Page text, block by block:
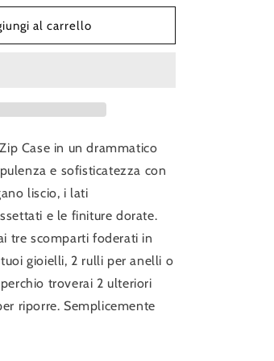
al carrello
Case in un drammatico
e sofisticatezza con
liscio, i lati
e le finiture dorate.
tre scomparti foderati in
gioielli, 2 rulli per anelli o
troverai 2 ulteriori
riporre. Semplicemente